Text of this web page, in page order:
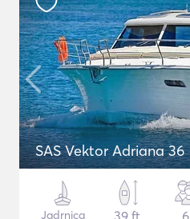
SAS Vektor Adriana 36
Jadrnica
39 ft
6